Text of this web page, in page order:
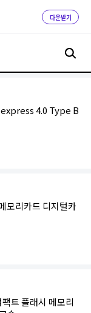
다운받기
4.0 Type B
모리카드 디지털카
트 플래시 메모리